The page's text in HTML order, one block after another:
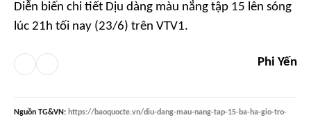
Diễn biến chi tiết Dịu dàng màu nắng tập 15 lên sóng
lúc 21h tối nay (23/6) trên VTV1.
Phi Yến
Nguồn TG&VN: https://baoquocte.vn/diu-dang-mau-nang-tap-15-ba-ha-gio-tro-